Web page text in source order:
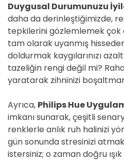
Duygusal Durumunuzu
daha da derinleştiğimizde,
tepkilerini gözlemlemek çok
tam olarak uyanmış
doldurmak kaygılarınızı
tazeliğin rengi değil mi?
yaratarak zihninizi
Ayrıca, Philips Hue
imkanı sunarak, çeşitli
renklerle anlık ruh halinizi
gün sonunda stresinizi
istersiniz; o zaman doğru